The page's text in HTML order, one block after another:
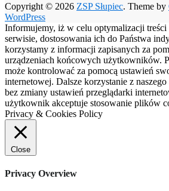
Copyright © 2026 ZSP Słupiec. Theme by
WordPress
Informujemy, iż w celu optymalizacji treści
serwisie, dostosowania ich do Państwa
korzystamy z informacji zapisanych za
urządzeniach końcowych użytkowników.
może kontrolować za pomocą ustawień
internetowej. Dalsze korzystanie z
bez zmiany ustawień przeglądarki
użytkownik akceptuje stosowanie plików
Privacy & Cookies Policy
Close
Privacy Overview